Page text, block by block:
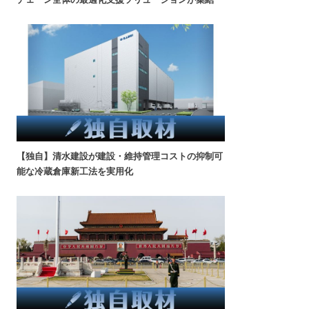
【独自】清水建設が建設・維持管理コストの抑制可
能な冷蔵倉庫新工法を実用化